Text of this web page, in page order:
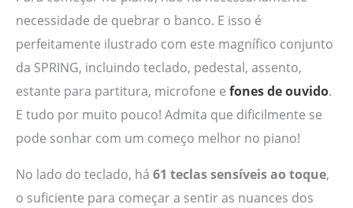
necessidade de quebrar o banco. E isso é
perfeitamente ilustrado com este magnífico conjunto
da SPRING, incluindo teclado, pedestal, assento,
estante para partitura, microfone e fones de ouvido.
E tudo por muito pouco! Admita que dificilmente se
pode sonhar com um começo melhor no piano!
No lado do teclado, há 61 teclas sensíveis ao toque,
o suficiente para começar a sentir as nuances dos